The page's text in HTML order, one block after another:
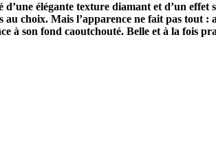
élégante texture diamant et d’un effet
choix. Mais l’apparence ne fait pas tout
à son fond caoutchouté. Belle et à la fois